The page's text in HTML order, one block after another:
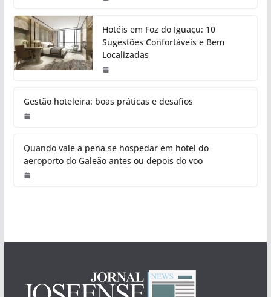
Hotéis em Foz do Iguaçu: 10
Sugestões Confortáveis e Bem
Localizadas
Gestão hoteleira: boas práticas e desafios
Quando vale a pena se hospedar em hotel do
aeroporto do Galeão antes ou depois do voo